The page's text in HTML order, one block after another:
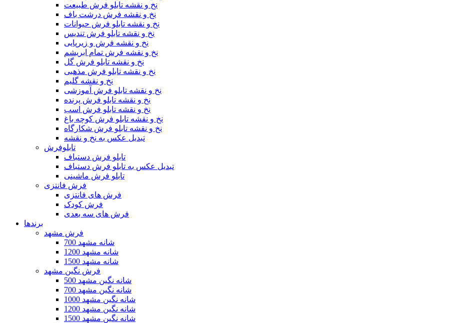
نخ و نقشه تابلو فرش طبیعت
نخ و نقشه فرش درشت باف
نخ و نقشه تابلو فرش حیوانات
نخ و نقشه تابلو فرش تندیس
نخ و نقشه فرش و زیرپایی
نخ و نقشه فرش تمام ابریشم
نخ و نقشه تابلو فرش گل
نخ و نقشه تابلو فرش مذهبی
نخ و نقشه گلیم
نخ و نقشه تابلو فرش آموزشی
نخ و نقشه تابلو فرش پرنده
نخ و نقشه تابلو فرش اسب
نخ و نقشه تابلو فرش کوچه باغ
نخ و نقشه تابلو فرش شکارگاه
تبدیل عکس به نخ و نقشه
تابلوفرش
تابلو فرش دستباف
تبدیل عکس به تابلو فرش دستباف
تابلو فرش ماشینی
فرش فانتزی
فرش های فانتزی
فرش کودک
فرش های سه بعدی
برندها
فرش مشهد
700 شانه مشهد
1200 شانه مشهد
1500 شانه مشهد
فرش نگین مشهد
500 شانه نگین مشهد
700 شانه نگین مشهد
1000 شانه نگین مشهد
1200 شانه نگین مشهد
1500 شانه نگین مشهد